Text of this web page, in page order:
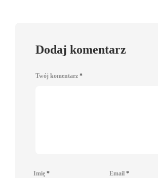
Dodaj komentarz
Twój komentarz *
Imię * Email *